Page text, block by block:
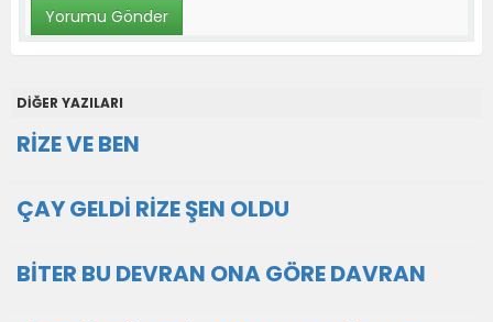
DİĞER YAZILARI
RİZE VE BEN
ÇAY GELDİ RİZE ŞEN OLDU
BİTER BU DEVRAN ONA GÖRE DAVRAN